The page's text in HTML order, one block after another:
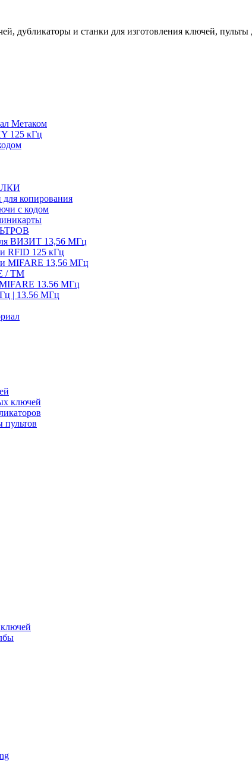
дубликаторы и станки для изготовления ключей,
Метаком
125 кГц
копирования
с кодом
ВИЗИТ 13,56 МГц
RFID 125 кГц
MIFARE 13,56 МГц
/ TM
13.56 МГц
| 13.56 МГц
ключей